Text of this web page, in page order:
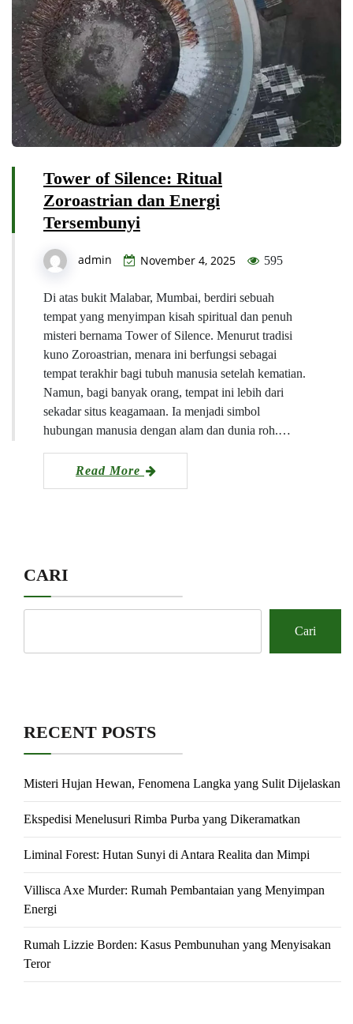
Tower of Silence: Ritual
Zoroastrian dan Energi
Tersembunyi
admin November 4, 2025 595
Di atas bukit Malabar, Mumbai, berdiri sebuah
tempat yang menyimpan kisah spiritual dan penuh
misteri bernama Tower of Silence. Menurut tradisi
kuno Zoroastrian, menara ini berfungsi sebagai
tempat terakhir bagi tubuh manusia setelah kematian.
Namun, bagi banyak orang, tempat ini lebih dari
sekadar situs keagamaan. Ia menjadi simbol
hubungan manusia dengan alam dan dunia roh.…
Read More
CARI
Cari
RECENT POSTS
Misteri Hujan Hewan, Fenomena Langka yang Sulit Dijelaskan
Ekspedisi Menelusuri Rimba Purba yang Dikeramatkan
Liminal Forest: Hutan Sunyi di Antara Realita dan Mimpi
Villisca Axe Murder: Rumah Pembantaian yang Menyimpan
Energi
Rumah Lizzie Borden: Kasus Pembunuhan yang Menyisakan
Teror